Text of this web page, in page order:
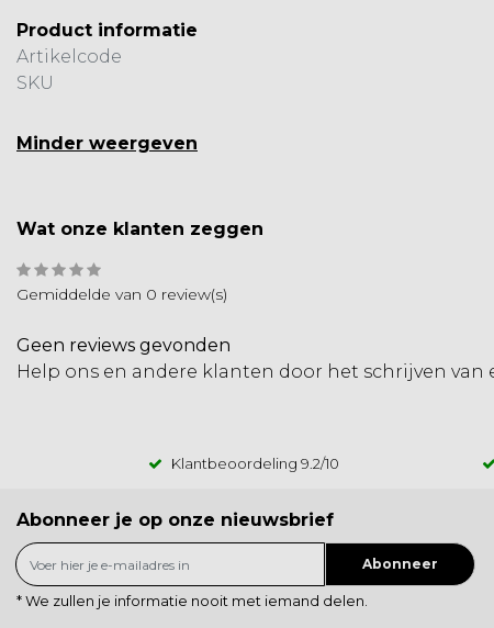
Product informatie
Artikelcode
SKU
Minder weergeven
Wat onze klanten zeggen
Gemiddelde van 0 review(s)
Geen reviews gevonden
Help ons en andere klanten door het schrijven van
Klantbeoordeling 9.2/10
Abonneer je op onze nieuwsbrief
Abonneer
* We zullen je informatie nooit met iemand delen.